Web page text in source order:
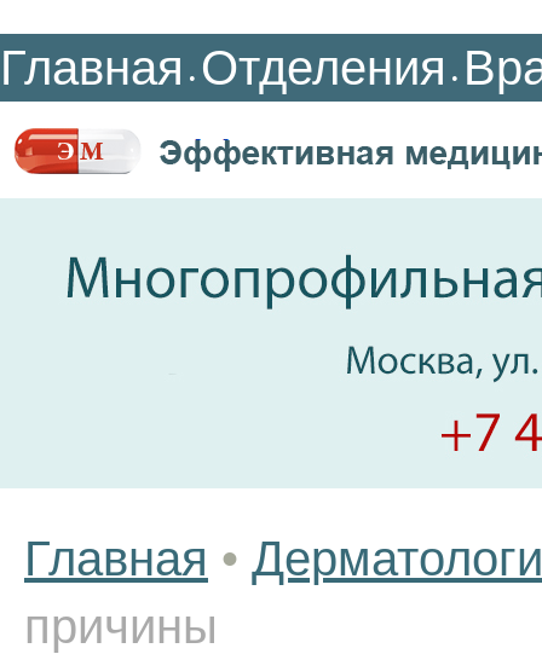
Главная • Отделения •
Главная •
причины